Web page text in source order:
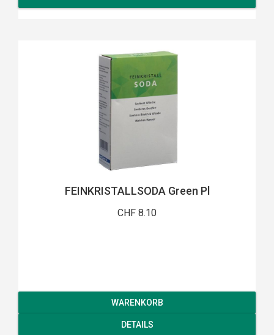
FEINKRISTALLSODA Green Pl
CHF 8.10
WARENKORB
DETAILS